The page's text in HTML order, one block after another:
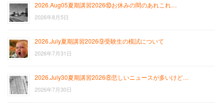
2026.Aug05夏期講習2026⑩お休みの間のあれこれ…
2026年8月5日
2026.July夏期講習2026⑨受験生の模試について
2026年7月31日
2026.July30夏期講習2026⑧悲しいニュースが多いけど…
2026年7月30日